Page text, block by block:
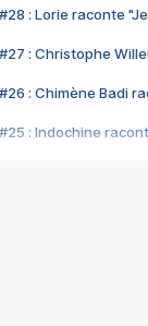
#28 : Lorie raconte
#27 : Christophe
#26 : Chimène Badi
#25 : Indochine